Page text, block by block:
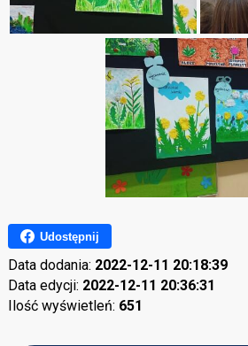
Udostępnij
Data dodania: 2022-12-11 20:18:39
Data edycji: 2022-12-11 20:36:31
Ilość wyświetleń: 651